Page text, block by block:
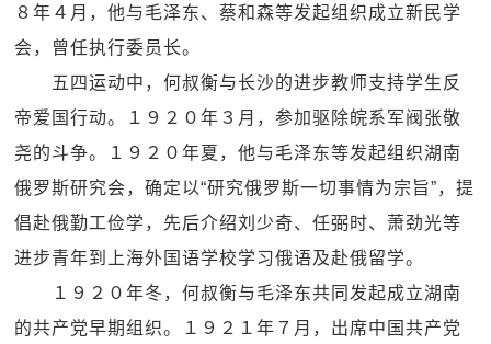
８年４月，他与毛泽东、蔡和森等发起组织成立新民学
会，曾任执行委员长。
五四运动中，何叔衡与长沙的进步教师支持学生反
帝爱国行动。１９２０年３月，参加驱除皖系军阀张敬
尧的斗争。１９２０年夏，他与毛泽东等发起组织湖南
俄罗斯研究会，确定以“研究俄罗斯一切事情为宗旨”，提
倡赴俄勤工俭学，先后介绍刘少奇、任弼时、萧劲光等
进步青年到上海外国语学校学习俄语及赴俄留学。
１９２０年冬，何叔衡与毛泽东共同发起成立湖南
的共产党早期组织。１９２１年７月，出席中国共产党